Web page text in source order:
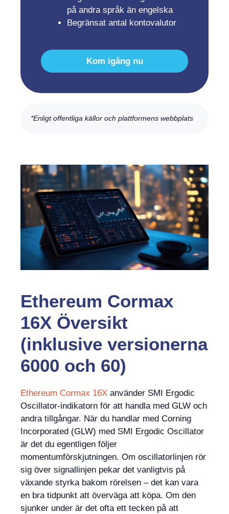
på andra språk än engelska
Begränsat antal kontovalutor
Kom igång nu
*Enligt offentliga källor och plattformens webbplats
Ethereum Cormax
16X Översikt
(inklusive versionerna
6000 och 60)
Ethereum Cormax 16X använder SMI Ergodic
Oscillator-indikatorn för att handla med GLW och
andra tillgångar. När du handlar med Corning
Incorporated (GLW) med SMI Ergodic Oscillator
är det du egentligen följer
momentumförskjutningen. Om oscillatorlinjen rör
sig över signallinjen pekar det vanligtvis på
växande styrka bakom rörelsen – det kan vara
en bra tidpunkt att överväga att köpa. Om den
sjunker under är det ofta ett tecken på att